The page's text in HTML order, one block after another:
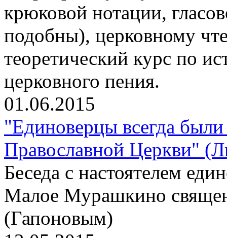
крюковой нотации,
подобны), церковному
теоретический курс по
церковного пения.
01.06.2015
"Единоверцы всегда
Православной Церкви"
Беседа с настоятелем
Малое Мурашкино
(Гапоновым)